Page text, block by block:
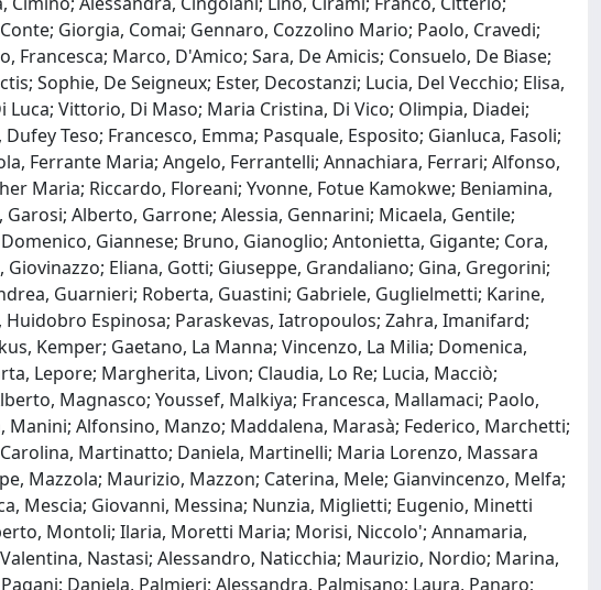
Giorgia, Comai; Gennaro, Cozzolino Mario; Paolo, Cravedi;
Marco, D'Amico; Sara, De Amicis; Consuelo, De Biase;
Sophie, De Seigneux; Ester, Decostanzi; Lucia, Del Vecchio; Elisa,
Vittorio, Di Maso; Maria Cristina, Di Vico; Olimpia, Diadei;
Teso; Francesco, Emma; Pasquale, Esposito; Gianluca, Fasoli;
Ferrante Maria; Angelo, Ferrantelli; Annachiara, Ferrari; Alfonso,
Maria; Riccardo, Floreani; Yvonne, Fotue Kamokwe; Beniamina,
Alberto, Garrone; Alessia, Gennarini; Micaela, Gentile;
Giannese; Bruno, Gianoglio; Antonietta, Gigante; Cora,
Eliana, Gotti; Giuseppe, Grandaliano; Gina, Gregorini;
Guarnieri; Roberta, Guastini; Gabriele, Guglielmetti; Karine,
Espinosa; Paraskevas, Iatropoulos; Zahra, Imanifard;
Kemper; Gaetano, La Manna; Vincenzo, La Milia; Domenica,
Lepore; Margherita, Livon; Claudia, Lo Re; Lucia, Macciò;
Magnasco; Youssef, Malkiya; Francesca, Mallamaci; Paolo,
Alfonsino, Manzo; Maddalena, Marasà; Federico, Marchetti;
Martinatto; Daniela, Martinelli; Maria Lorenzo, Massara
Mazzola; Maurizio, Mazzon; Caterina, Mele; Gianvincenzo, Melfa;
Mescia; Giovanni, Messina; Nunzia, Miglietti; Eugenio, Minetti
Montoli; Ilaria, Moretti Maria; Morisi, Niccolo'; Annamaria,
Nastasi; Alessandro, Naticchia; Maurizio, Nordio; Marina,
Daniela, Palmieri; Alessandra, Palmisano; Laura, Panaro;